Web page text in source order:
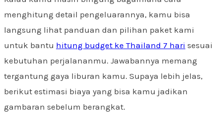
menghitung detail pengeluarannya, kamu bisa
langsung lihat panduan dan pilihan paket kami
untuk bantu hitung budget ke Thailand 7 hari sesuai
kebutuhan perjalananmu. Jawabannya memang
tergantung gaya liburan kamu. Supaya lebih jelas,
berikut estimasi biaya yang bisa kamu jadikan
gambaran sebelum berangkat.